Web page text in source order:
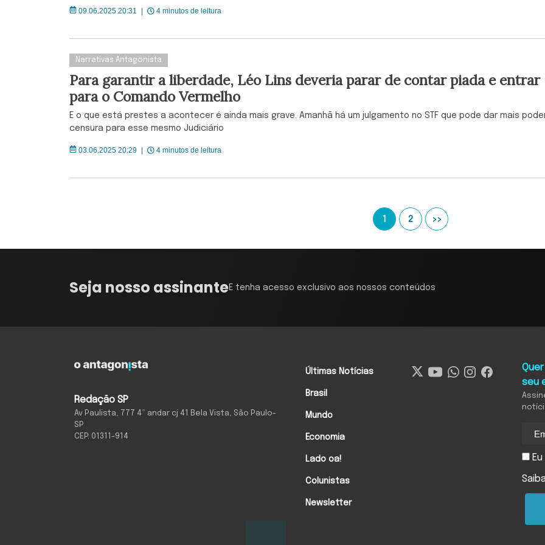
09.06.2025 20:31 4 minutos de leitura
Narrativas Antagonista
Para garantir a liberdade, Léo Lins deveria parar de contar piada e entrar
para o Comando Vermelho
E o que está prestes a acontecer é ainda mais grave. Amanhã há um julgamento no STF que pode dar mais
censura para esse mesmo Judiciário
03.06.2025 20:29 4 minutos de leitura
1 2 >>
Seja nosso assinanteE tenha acesso exclusivo aos nossos conteúdos
Redação SP
Av Paulista, 777 4º andar cj 41 Bela Vista, São Paulo-
SP
CEP: 01311-914
Últimas Notícias
Brasil
Mundo
Economia
Lado oa!
Colunistas
Newsletter
seu